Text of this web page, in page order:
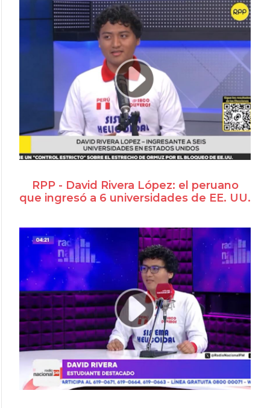
RPP - David Rivera López: el peruano
que ingresó a 6 universidades de EE. UU.